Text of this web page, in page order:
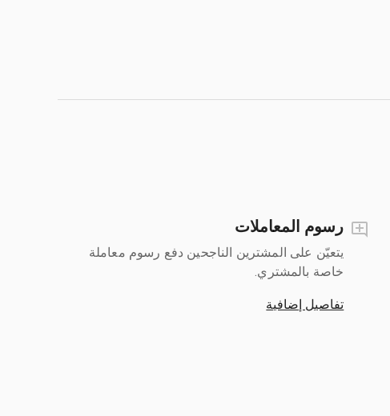
رسوم المعاملات
يتعيّن على المشترين الناجحين دفع رسوم معاملة
خاصة بالمشتري.
تفاصيل إضافية